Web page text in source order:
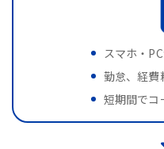
スマホ・
勤怠、経費
短期間でコ